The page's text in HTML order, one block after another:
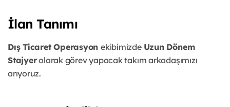
İlan Tanımı
Dış Ticaret Operasyonekibimizde Uzun Dönem
Stajyerolarak görev yapacak takım arkadaşımızı
arıyoruz.